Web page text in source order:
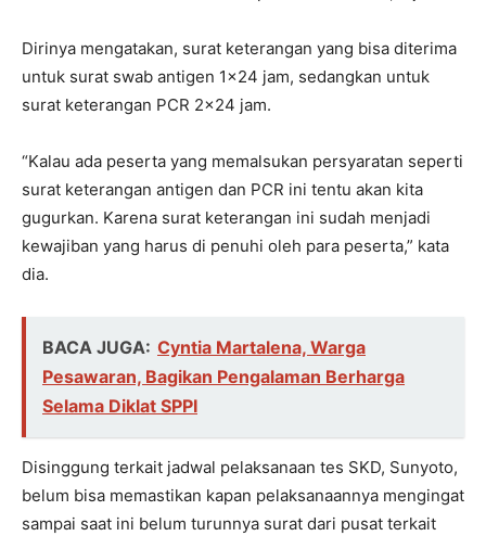
Dirinya mengatakan, surat keterangan yang bisa diterima
untuk surat swab antigen 1×24 jam, sedangkan untuk
surat keterangan PCR 2×24 jam.
“Kalau ada peserta yang memalsukan persyaratan seperti
surat keterangan antigen dan PCR ini tentu akan kita
gugurkan. Karena surat keterangan ini sudah menjadi
kewajiban yang harus di penuhi oleh para peserta,” kata
dia.
BACA JUGA: Cyntia Martalena, Warga
Pesawaran, Bagikan Pengalaman Berharga
Selama Diklat SPPI
Disinggung terkait jadwal pelaksanaan tes SKD, Sunyoto,
belum bisa memastikan kapan pelaksanaannya mengingat
sampai saat ini belum turunnya surat dari pusat terkait